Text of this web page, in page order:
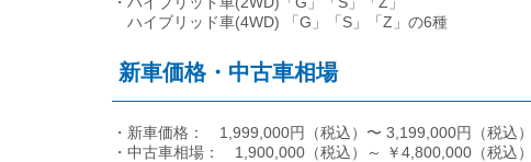
ハイブリッド車(4WD) 「G」「S」「Z」の6種
新車価格・中古車相場
・新車価格： 1,999,000円（税込）〜 3,199,000円（税込）
・中古車相場： 1,900,000（税込）～ ￥4,800,000（税込）